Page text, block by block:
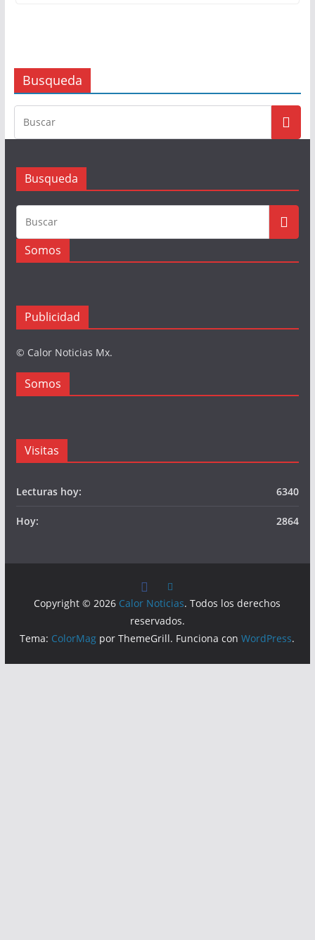
Busqueda
Busqueda
Somos
Publicidad
© Calor Noticias Mx.
Somos
Visitas
6340
Lecturas hoy:
2864
Hoy:
Copyright © 2026 Calor Noticias. Todos los derechos
reservados.
Tema: ColorMag por ThemeGrill. Funciona conWordPress.